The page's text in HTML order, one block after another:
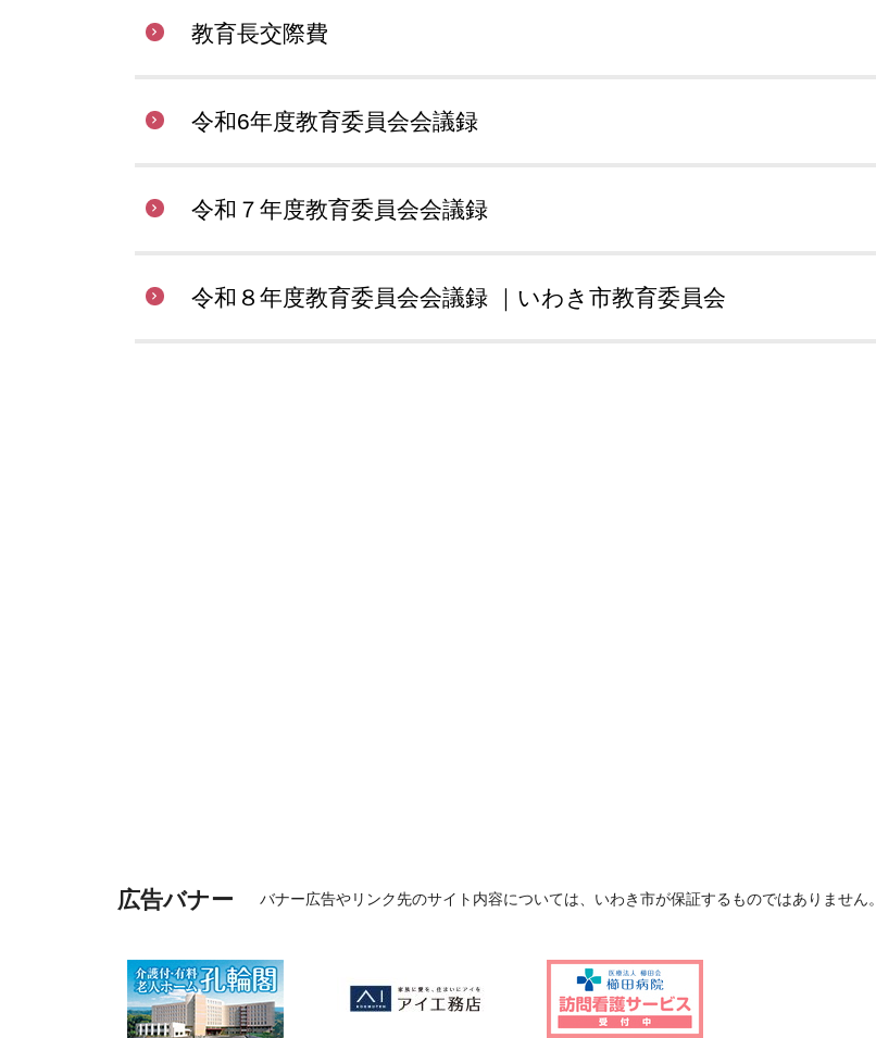
教育長交際費
令和6年度教育委員会会議録
令和７年度教育委員会会議録
令和８年度教育委員会会議録 ｜いわき市教育委員会
広告バナー バナー広告やリンク先のサイト内容については、いわき市が保証するものではありません。